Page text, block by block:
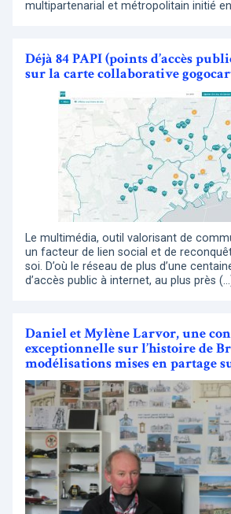
multipartenarial et métropolitain initié
Déjà 84 PAPI (points d’accès
sur la carte collaborative
Le multimédia, outil valorisant de
un facteur de lien social et de
soi. D’où le réseau de plus d’une
d’accès public à internet, au plus près
Daniel et Mylène Larvor, une
exceptionnelle sur l’histoire de
modélisations mises en partage